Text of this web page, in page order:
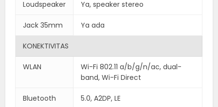
Loudspeaker Ya, speaker stereo
Jack 35mm Ya ada
KONEKTIVITAS
WLAN
Wi-Fi 802.11 a/b/g/n/ac, dual-
band, Wi-Fi Direct
Bluetooth 5.0, A2DP, LE